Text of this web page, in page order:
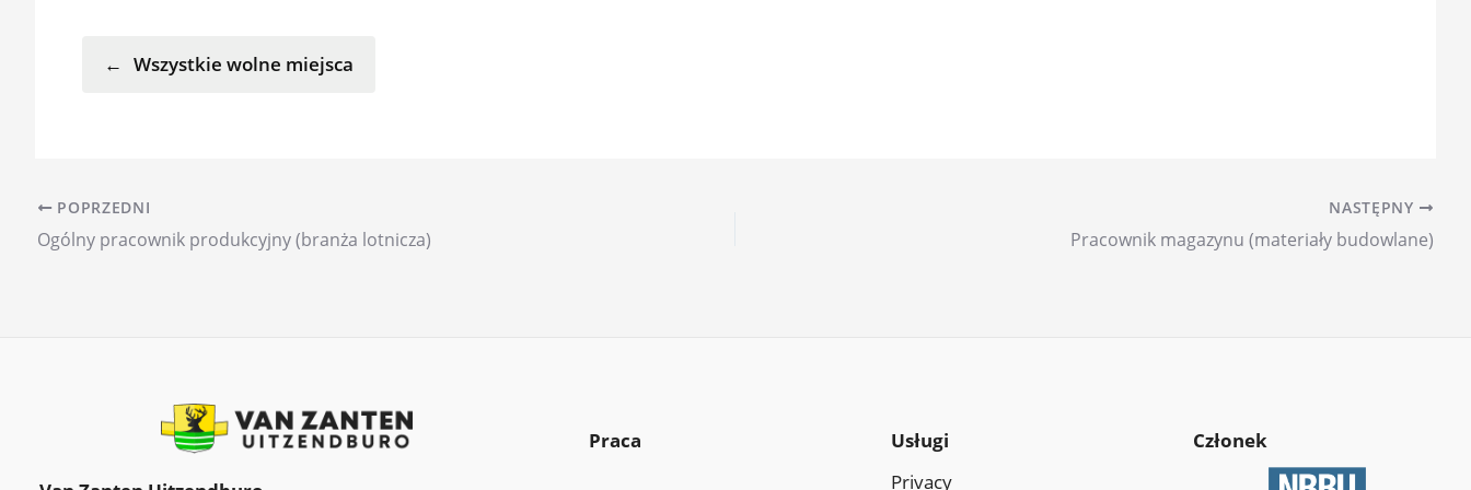
Wszystkie wolne miejsca
POPRZEDNI
Ogólny pracownik produkcyjny (branża lotnicza)
NASTĘPNY
Pracownik magazynu (materiały budowlane)
Praca
Usługi
Privacy
Członek